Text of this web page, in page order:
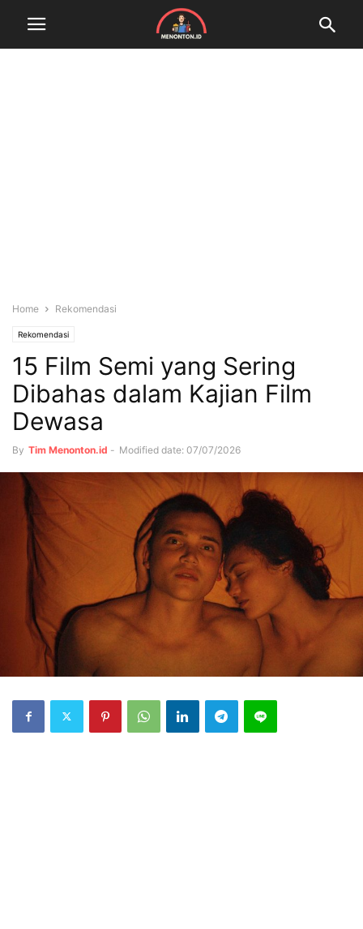
Home Rekomendasi
Rekomendasi
15 Film Semi yang Sering
Dibahas dalam Kajian Film
Dewasa
By Tim Menonton.id - Modified date: 07/07/2026